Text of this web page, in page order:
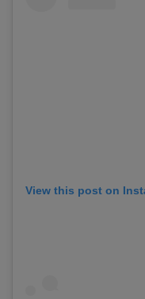
View this post on